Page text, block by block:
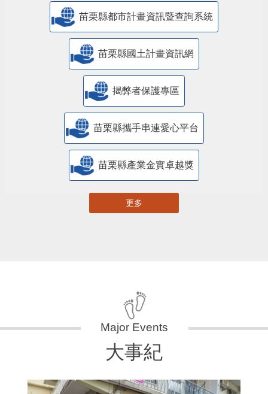
苗栗縣都市計畫資訊暨查詢系統
苗栗縣國土計畫資訊網
揭弊者保護專區
苗栗縣攜手串連愛心平台
苗栗縣產業金實卓越獎
更多
大事紀